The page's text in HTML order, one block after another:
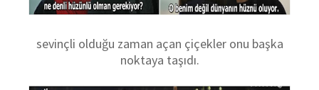
sevinçli olduğu zaman açan çiçekler onu başka
noktaya taşıdı.